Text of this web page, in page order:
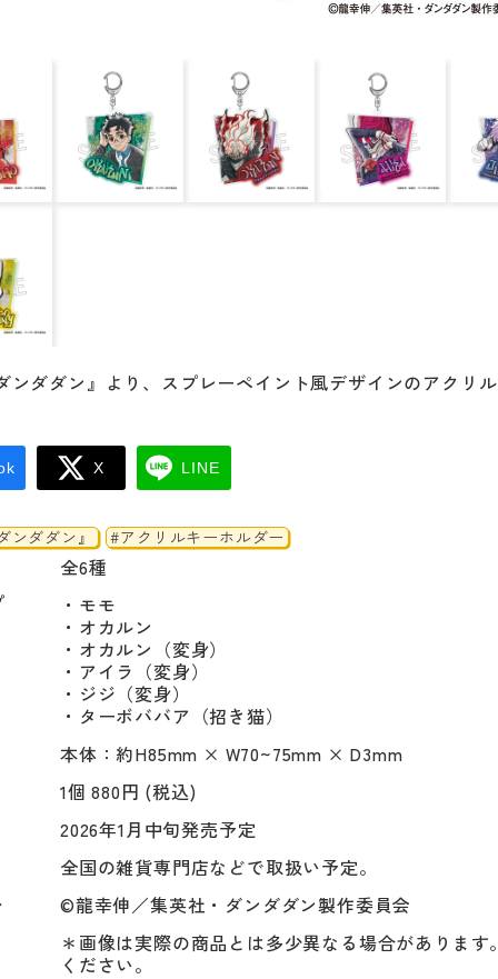
ンダダン』より、スプレーペイント風デザインのアクリ
X LINE
ンダダン』 #アクリルキーホルダー
全6種
・モモ
・オカルン
・オカルン（変身）
・アイラ（変身）
・ジジ（変身）
・ターボババア（招き猫）
本体：約H85mm × W70~75mm × D3mm
1個 880円 (税込)
2026年1月中旬発売予定
全国の雑貨専門店などで取扱い予定。
©龍幸伸／集英社・ダンダダン製作委員会
＊画像は実際の商品とは多少異なる場合があります
ください。